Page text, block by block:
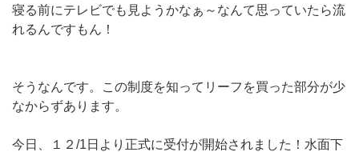
寝る前にテレビでも見ようかなぁ～なんて思っていたら流
れるんですもん！
そうなんです。この制度を知ってリーフを買った部分が少
なからずあります。
今日、１２/1日より正式に受付が開始されました！水面下